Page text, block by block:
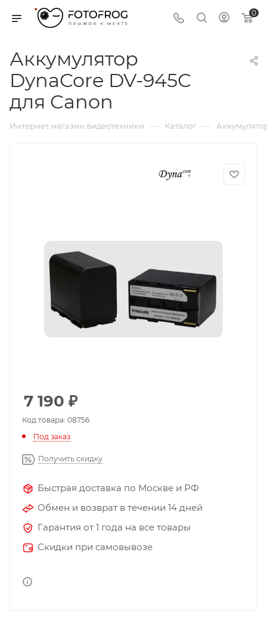
0
Аккумулятор
DynaCore DV-945C
для Canon
Интернет магазин видеотехники — Каталог —
7 190 ₽
Код товара: 08756
Под заказ
Получить скидку
Быстрая доставка по Москве и РФ
Обмен и возврат в течении 14 дней
Гарантия от 1 года на все товары
Скидки при самовывозе